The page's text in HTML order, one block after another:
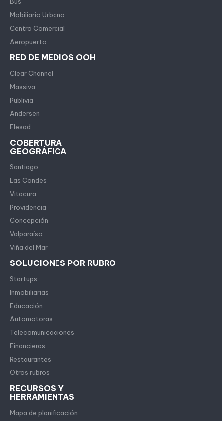
Bus
Mobiliario Urbano
Centro Comercial
Aeropuerto
RED DE MEDIOS OOH
Clear Channel
Massiva
Publivia
Andersen
Flesad
COBERTURA
GEOGRÁFICA
Santiago
Las Condes
Vitacura
Providencia
Concepción
Valparaíso
Viña del Mar
SOLUCIONES POR RUBRO
Startups
Inmobiliarias
Educación
Automotoras
Telecomunicaciones
Financieras
Restaurantes
Otros rubros
RECURSOS Y
HERRAMIENTAS
Mapa de planificación